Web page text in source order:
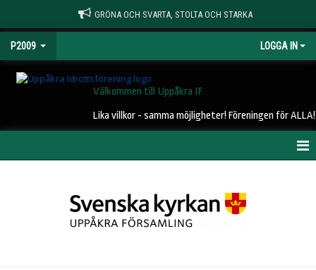
GRÖNA OCH SVARTA, STOLTA OCH STARKA
P2009 LOGGA IN
Välkommen till Uppåkra IF
Lika villkor - samma möjligheter! Föreningen för ALLA!